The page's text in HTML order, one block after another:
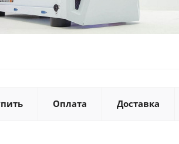
Оплата Доставка